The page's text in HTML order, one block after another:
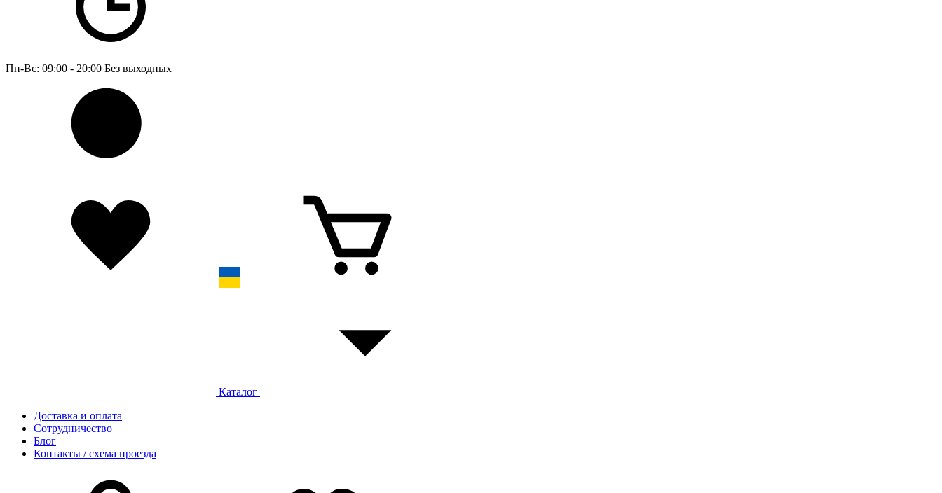
Пн-Вс: 09:00 - 20:00 Без выходных
Каталог
Доставка и оплата
Сотрудничество
Блог
Контакты / схема проезда